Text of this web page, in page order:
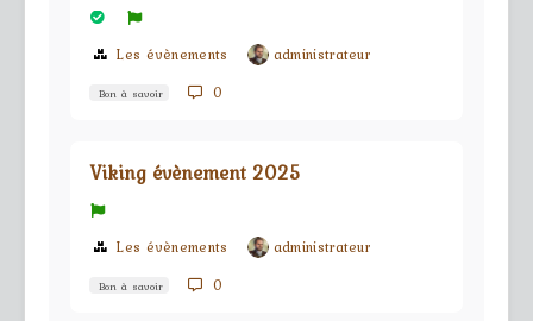
Les évènements administrateur
Bon à savoir 0
Viking évènement 2025
Les évènements administrateur
Bon à savoir 0